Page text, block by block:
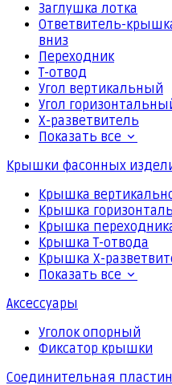
Заглушка лотка
Ответвитель-
вниз
Переходник
Т-отвод
Угол вертикальный
Угол
Х-разветвитель
Показать все
Крышки фасонных
Крышка
Крышка
Крышка
Крышка Т-отвода
Крышка Х-
Показать все
Аксессуары
Уголок опорный
Фиксатор крышки
Соединительная